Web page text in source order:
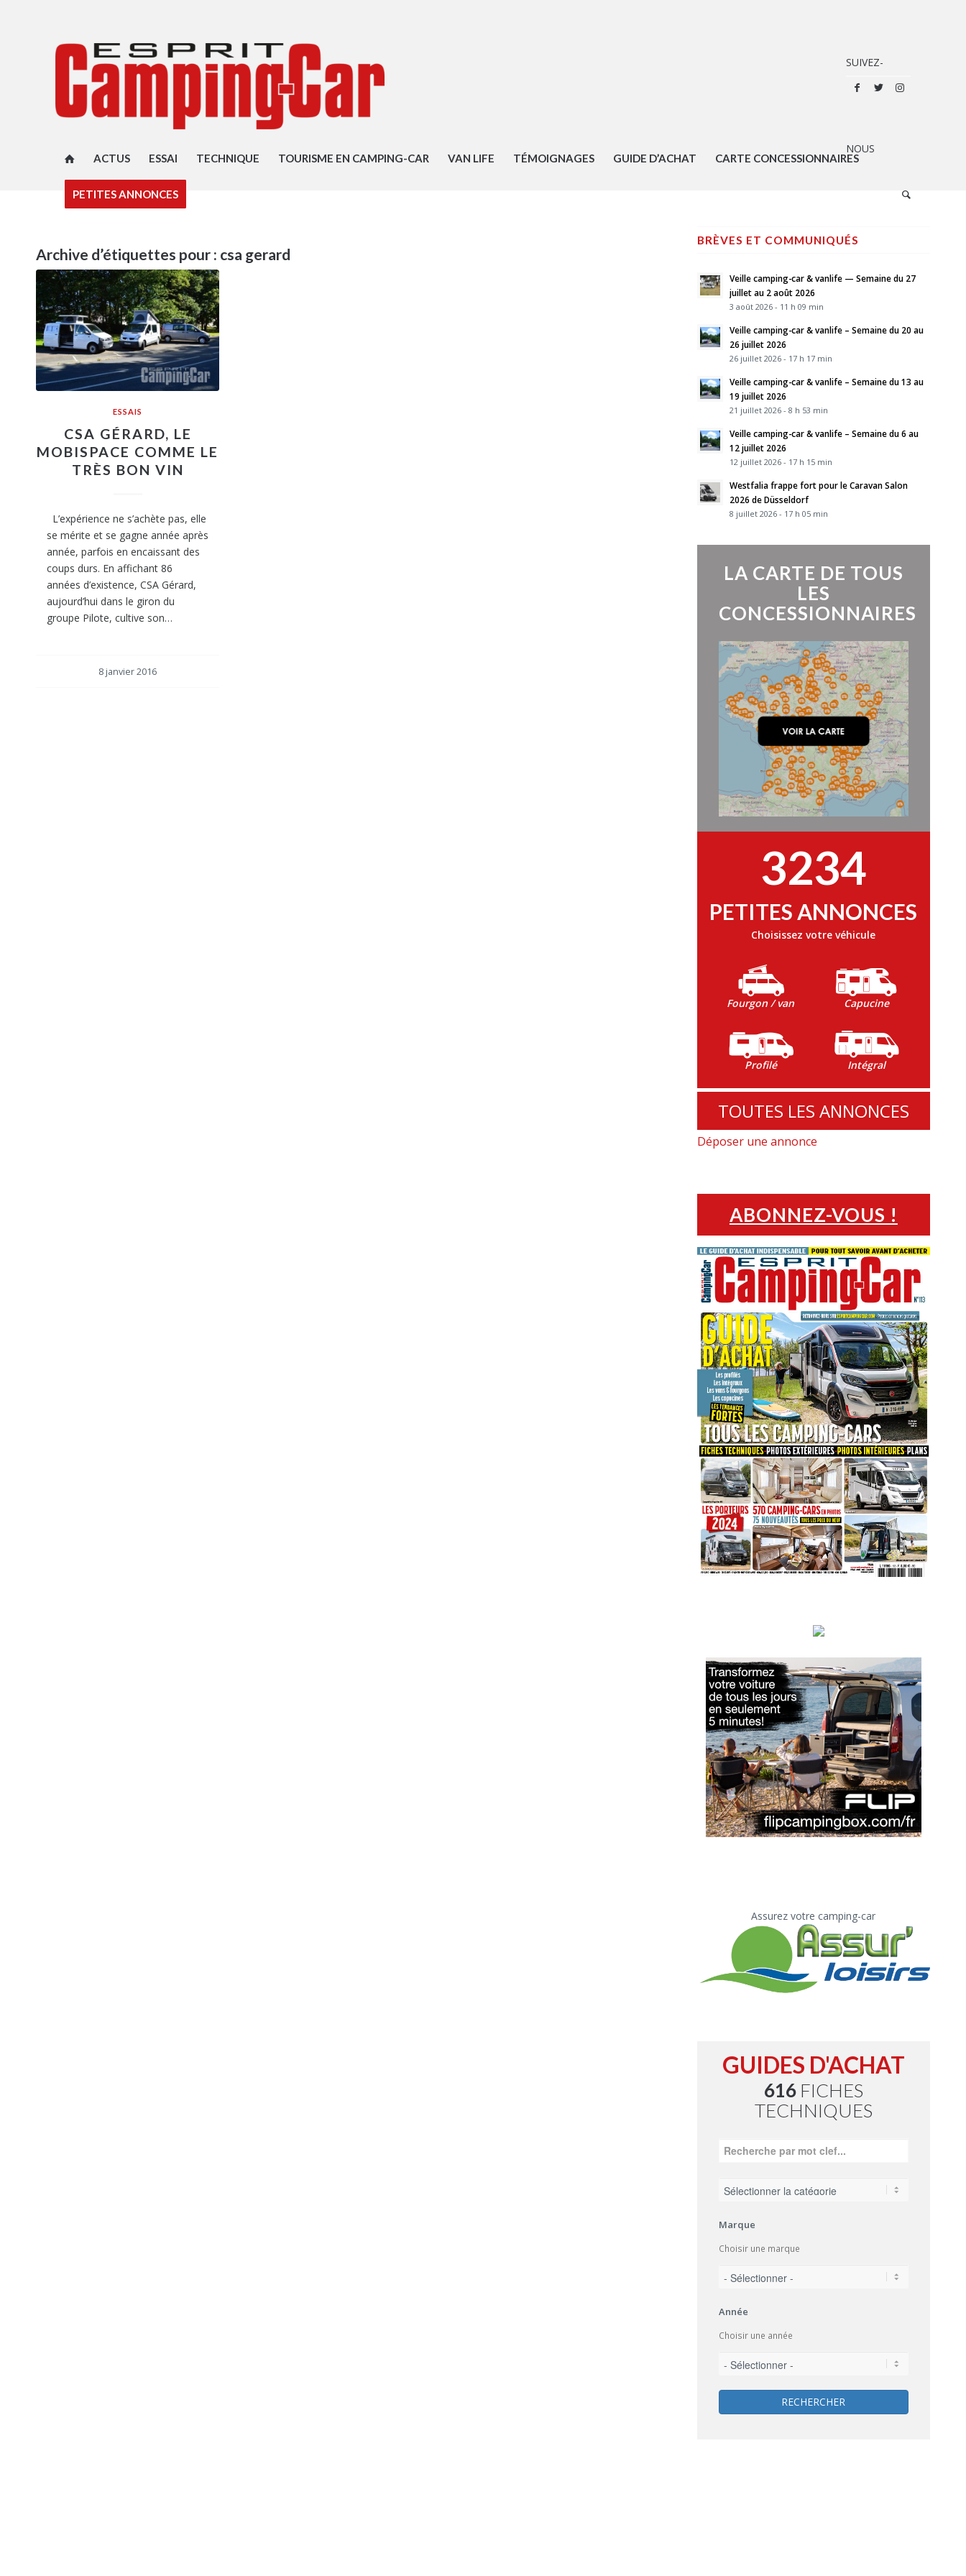
ACTUS ESSAI TECHNIQUE TOURISME EN CAMPING-CAR VAN LIFE TÉMOIGNAGES GUIDE D’ACHAT CARTE CONCESSIONNAIRES
PETITES ANNONCES
Archive d’étiquettes pour : csa gerard
ESSAIS
CSA GÉRARD, LE
MOBISPACE COMME LE
TRÈS BON VIN
L’expérience ne s’achète pas, elle
se mérite et se gagne année après
année, parfois en encaissant des
coups durs. En affichant 86
années d’existence, CSA Gérard,
aujourd’hui dans le giron du
groupe Pilote, cultive son…
8 janvier 2016
BRÈVES ET COMMUNIQUÉS
Veille camping-car & vanlife — Semaine du 27
juillet au 2 août 2026
3 août 2026 - 11 h 09 min
Veille camping-car & vanlife – Semaine du 20 au
26 juillet 2026
26 juillet 2026 - 17 h 17 min
Veille camping-car & vanlife – Semaine du 13 au
19 juillet 2026
21 juillet 2026 - 8 h 53 min
Veille camping-car & vanlife – Semaine du 6 au
12 juillet 2026
12 juillet 2026 - 17 h 15 min
Westfalia frappe fort pour le Caravan Salon
2026 de Düsseldorf
8 juillet 2026 - 17 h 05 min
LA CARTE DE TOUS
LES
CONCESSIONNAIRES
3234
PETITES ANNONCES
Choisissez votre véhicule
Fourgon / van Capucine
Profilé Intégral
TOUTES LES ANNONCES
Déposer une annonce
ABONNEZ-VOUS !
Assurez votre camping-car
GUIDES D'ACHAT
616FICHES
TECHNIQUES
Marque
Choisir une marque
Année
Choisir une année
RECHERCHER